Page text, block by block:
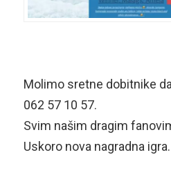
Molimo sretne dobitnike
062 57 10 57.
Svim našim dragim
Uskoro nova nagradna igra.